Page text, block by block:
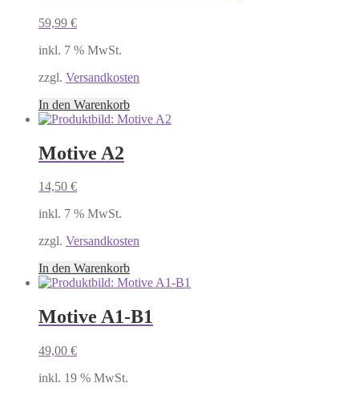
59,99 €
inkl. 7 % MwSt.
zzgl. Versandkosten
In den Warenkorb
Motive A2
14,50 €
inkl. 7 % MwSt.
zzgl. Versandkosten
In den Warenkorb
Motive A1-B1
49,00 €
inkl. 19 % MwSt.